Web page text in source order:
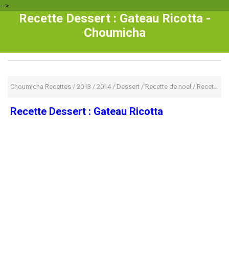
-->
Recette Dessert : Gateau Ricotta -
Choumicha
Choumicha Recettes / 2013 / 2014/ Dessert / Recette de noel / Recette Fromage
Recette Dessert : Gateau Ricotta